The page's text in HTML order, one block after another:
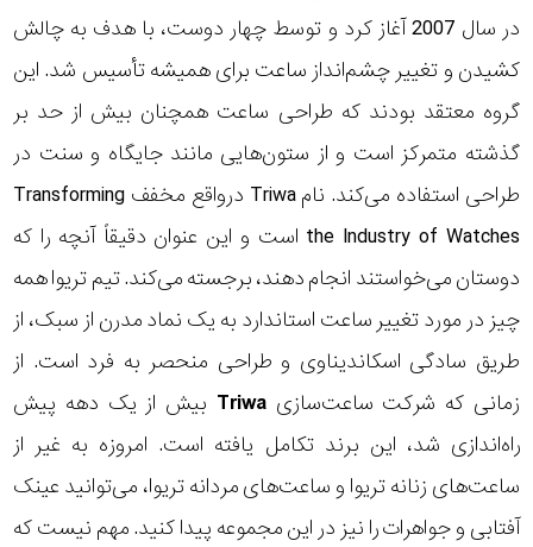
در سال 2007 آغاز کرد و توسط چهار دوست، با هدف به چالش
کشیدن و تغییر چشم‌انداز ساعت برای همیشه تأسیس شد. این
گروه معتقد بودند که طراحی ساعت همچنان بیش از حد بر
گذشته متمرکز است و از ستون‌هایی مانند جایگاه و سنت در
طراحی استفاده می‌کند. نام Triwa درواقع مخفف Transforming
the Industry of Watches است و این عنوان دقیقاً آنچه را که
دوستان می‌خواستند انجام دهند، برجسته می‌کند. تیم تریوا همه
چیز در مورد تغییر ساعت استاندارد به یک نماد مدرن از سبک، از
طریق سادگی اسکاندیناوی و طراحی منحصر به فرد است. از
زمانی که شرکت ساعت‌سازیTriwa بیش از یک دهه پیش
راه‌اندازی شد، این برند تکامل یافته است. امروزه به غیر از
ساعت‌های زنانه تریوا و ساعت‌های مردانه تریوا، می‌توانید عینک
آفتابی و جواهرات را نیز در این مجموعه پیدا کنید. مهم نیست که